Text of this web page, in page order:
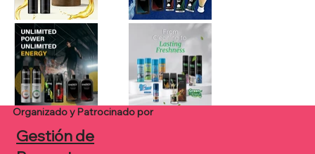
Organizado y Patrocinado por
Gestión de